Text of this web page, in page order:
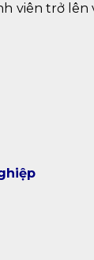
viên trở lên